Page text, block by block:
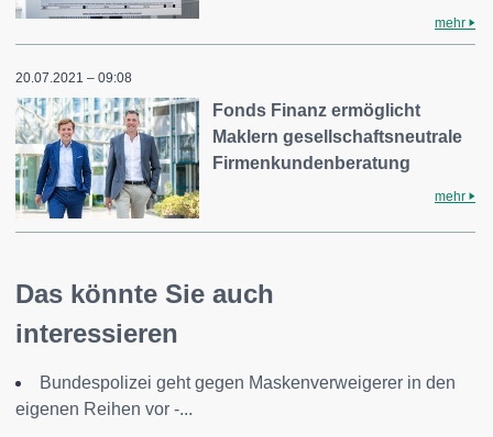
mehr
20.07.2021 – 09:08
Fonds Finanz ermöglicht
Maklern gesellschaftsneutrale
Firmenkundenberatung
mehr
Das könnte Sie auch
interessieren
Bundespolizei geht gegen Maskenverweigerer in den
eigenen Reihen vor -...